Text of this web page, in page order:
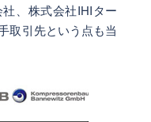
、株式会社IHIター
取引先という点も当